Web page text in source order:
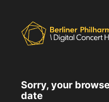
Sorry, your
date